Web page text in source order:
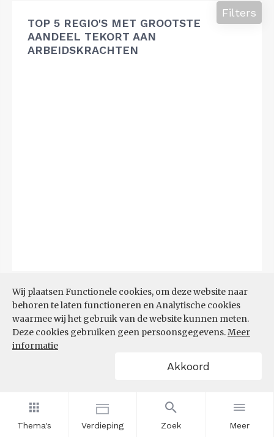
Thema's Verdieping Zoek Meer
Wij plaatsen Functionele cookies, om deze website naar
behoren te laten functioneren en Analytische cookies
waarmee wij het gebruik van de website kunnen meten.
Deze cookies gebruiken geen persoonsgegevens.Meer
informatie
Akkoord
TOP 5 REGIO'S MET GROOTSTE
AANDEEL TEKORT AAN
ARBEIDSKRACHTEN
Filters
TOP 10 REGIO'S MET KLEINSTE
AANDEEL TEKORT AAN
ARBEIDSKRACHTEN
Filters